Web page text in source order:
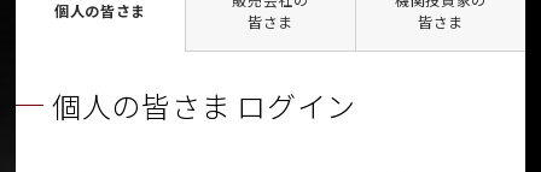
個人の皆さま
皆さま
皆さま
個人の皆さま ログイン